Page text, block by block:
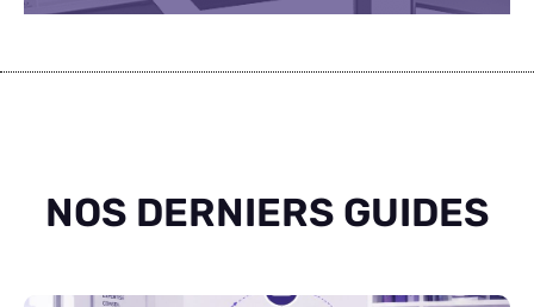
NOS DERNIERS GUIDES